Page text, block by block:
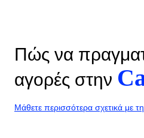
Πώς να
αγορές στην
Μάθετε περισσότερα σχετικά με